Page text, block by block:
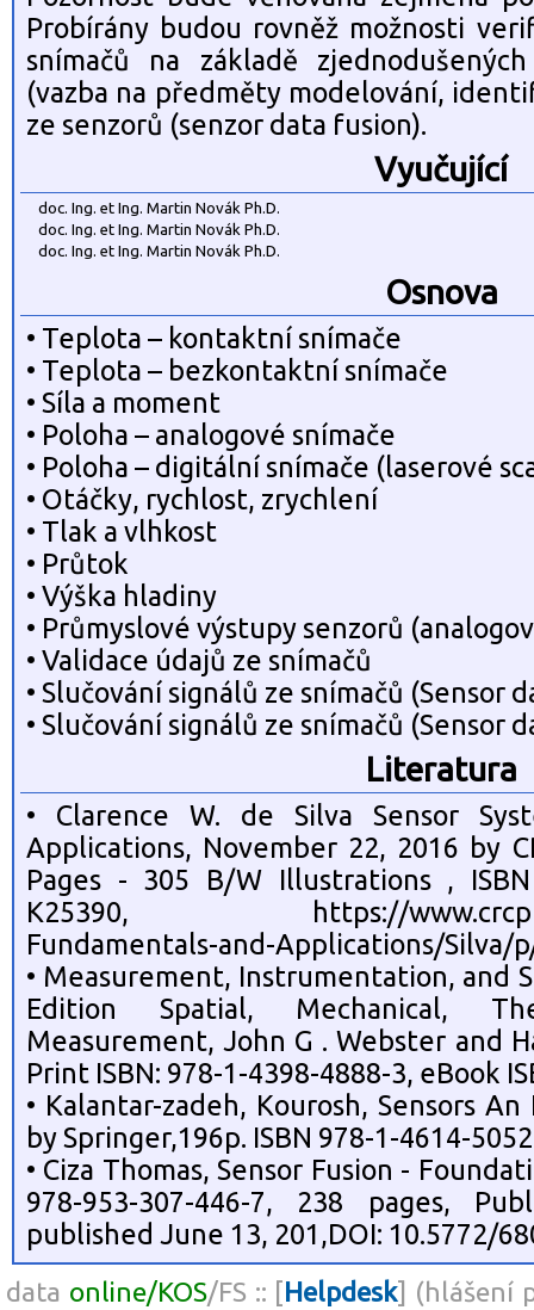
Probírány budou rovněž možnosti
snímačů na základě
(vazba na předměty modelování,
ze senzorů (senzor data fusion).
Vyučující
doc. Ing. et Ing. Martin Novák Ph.D.
doc. Ing. et Ing. Martin Novák Ph.D.
doc. Ing. et Ing. Martin Novák Ph.D.
Osnova
• Teplota – kontaktní snímače
• Teplota – bezkontaktní snímače
• Síla a moment
• Poloha – analogové snímače
• Poloha – digitální snímače (laserové
• Otáčky, rychlost, zrychlení
• Tlak a vlhkost
• Průtok
• Výška hladiny
• Průmyslové výstupy senzorů
• Validace údajů ze snímačů
• Slučování signálů ze snímačů (Sensor
• Slučování signálů ze snímačů (Sensor
Literatura
• Clarence W. de Silva Sensor
Applications, November 22, 2016 by
Pages - 305 B/W Illustrations ,
K25390, https://
Fundamentals-and-Applications/Silva/
• Measurement, Instrumentation, and
Edition Spatial, Mechanical,
Measurement, John G . Webster and
Print ISBN: 978-1-4398-4888-3, eBook
• Kalantar-zadeh, Kourosh, Sensors
by Springer,196p. ISBN 978-1-4614-
• Ciza Thomas, Sensor Fusion -
978-953-307-446-7, 238 pages,
published June 13, 201,DOI: 10.5772/
data online/KOS/FS :: [Helpdesk] (hlášení